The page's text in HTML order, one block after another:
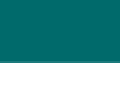
Íme 5 érdekesség a